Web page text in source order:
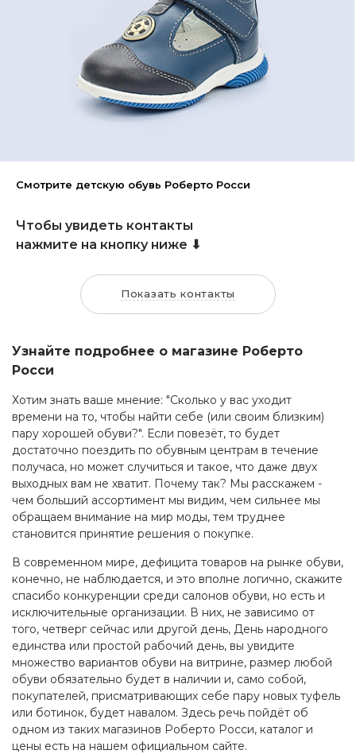
Смотрите детскую обувь Роберто Росси
Чтобы увидеть контакты
нажмите на кнопку ниже ⬇
Показать контакты
Узнайте подробнее о магазине Роберто
Росси
Хотим знать ваше мнение: "Сколько у вас уходит
времени на то, чтобы найти себе (или своим близким)
пару хорошей обуви?". Если повезёт, то будет
достаточно поездить по обувным центрам в течение
получаса, но может случиться и такое, что даже двух
выходных вам не хватит. Почему так? Мы расскажем -
чем больший ассортимент мы видим, чем сильнее мы
обращаем внимание на мир моды, тем труднее
становится принятие решения о покупке.
В современном мире, дефицита товаров на рынке обуви,
конечно, не наблюдается, и это вполне логично, скажите
спасибо конкуренции среди салонов обуви, но есть и
исключительные организации. В них, не зависимо от
того, четверг сейчас или другой день, День народного
единства или простой рабочий день, вы увидите
множество вариантов обуви на витрине, размер любой
обуви обязательно будет в наличии и, само собой,
покупателей, присматривающих себе пару новых туфель
или ботинок, будет навалом. Здесь речь пойдёт об
одном из таких магазинов Роберто Росси, каталог и
цены есть на нашем официальном сайте.